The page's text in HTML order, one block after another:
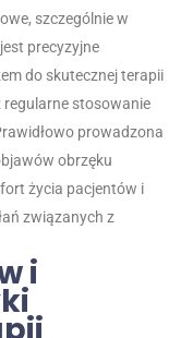
szczególnie w
precyzyjne
do skutecznej terapii
regularne stosowanie
prowadzona
obrzęku
życia pacjentów i
związanych z
i